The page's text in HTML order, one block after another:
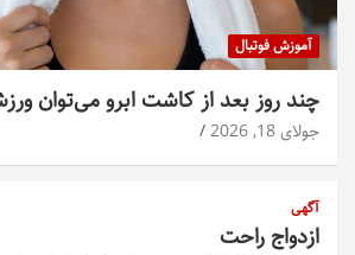
آموزش فوتبال
چند روز بعد از کاشت ابرو می‌توان
جولای 18, 2026
آگهی
ازدواج راحت